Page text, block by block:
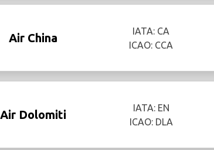
Air China
IATA: CA
ICAO: CCA
Air Dolomiti
IATA: EN
ICAO: DLA